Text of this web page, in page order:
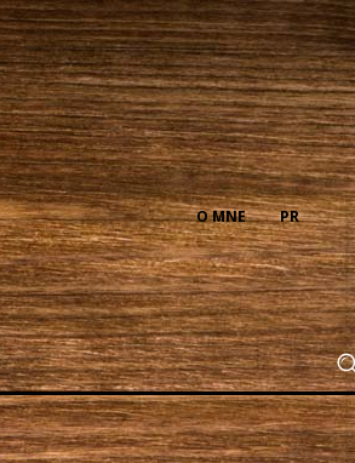
O MNE PR